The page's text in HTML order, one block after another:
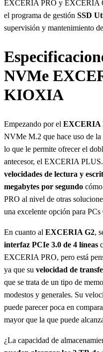
EXCERIA PRO y EXCERIA
el programa de gestión SSD
supervisión y mantenimiento
NVMe
KIOXIA
Empezando por el EXCERIA
NVMe M.2 que hace uso de
lo que le permite ofrecer el
antecesor, el EXCERIA
velocidades de lectura y
megabytes por segundo
PRO al nivel de otras
una excelente opción para
En cuanto al EXCERIA G2,
interfaz PCIe 3.0 de 4 líneas
EXCERIA PRO, pero está
ya que su velocidad de
que se trata de un tipo de
modestos y generales. Su
puede parecer poca en
mayor que la que puede
¿La capacidad de